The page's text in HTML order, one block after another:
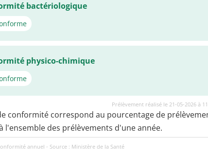
bactériologique
physico-chimique
Prélèvement réalisé le 21-05-2026 à
conformité correspond au pourcentage de
l'ensemble des prélèvements d'une année.
annuel - Source : Ministère de la Santé